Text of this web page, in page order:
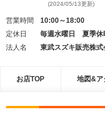
(2024/05/13更新)
営業時間
10:00～18:00
定休日
毎週水曜日 夏季休
法人名
東武スズキ販売株式
お店TOP 地図&ア